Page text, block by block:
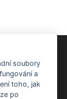
soubory
a
toho, jak
po